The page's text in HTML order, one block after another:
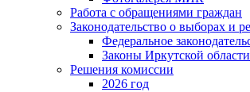
Работа с обращениями граждан
Законодательство о выборах и
Федеральное
Законы Иркутской области
Решения комиссии
2026 год